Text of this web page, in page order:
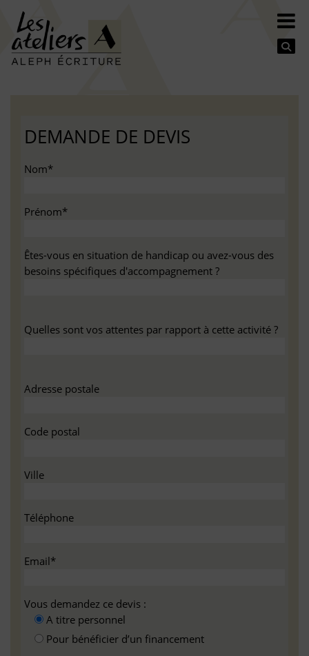
DEMANDE DE DEVIS
Nom*
Prénom*
Êtes-vous en situation de handicap ou avez-vous des
besoins spécifiques d'accompagnement ?
Quelles sont vos attentes par rapport à cette activité ?
Adresse postale
Code postal
Ville
Téléphone
Email*
Vous demandez ce devis :
A titre personnel
Pour bénéficier d’un financement